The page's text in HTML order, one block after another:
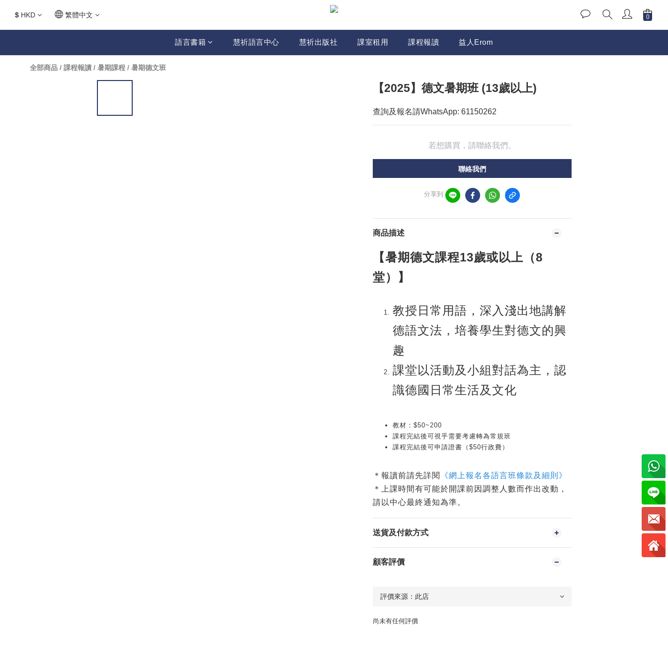
$ HKD 繁體中文
語言書籍 慧祈語言中心 慧祈出版社 課室租用 課程報讀 益人Erom
全部商品 / 課程報讀 / 暑期課程 / 暑期德文班
【2025】德文暑期班 (13歲以上)
查詢及報名請WhatsApp: 61150262
若想購買，請聯絡我們。
聯絡我們
分享到
商品描述
【暑期德文課程13歲或以上（8
堂）】
教授日常用語，深入淺出地講解
德語文法，培養學生對德文的興
趣
課堂以活動及小組對話為主，認
識德國日常生活及文化
教材：$50~200
課程完結後可視乎需要考慮轉為常規班
課程完結後可申請證書（$50行政費）
＊報讀前請先詳閱
《網上報名各語言班條款及細則》
＊上課時間有可能於開課前因調整人數而作出改動，
請以中心最終通知為準。
送貨及付款方式
顧客評價
尚未有任何評價